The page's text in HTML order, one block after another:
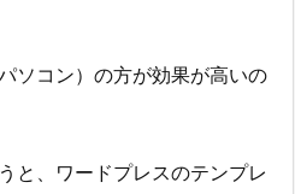
ソコン）の方が効果が高いの
と、ワードプレスのテンプレ